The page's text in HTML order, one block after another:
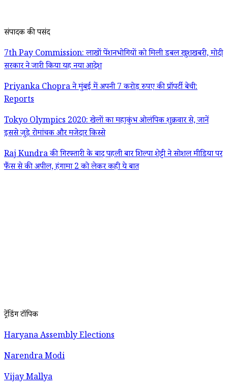
संपादक की पसंद
7th Pay Commission: लाखों पेंशनभोगियों को मिली डबल खुशखबरी, मोदी
सरकार ने जारी किया यह नया आदेश
Priyanka Chopra ने मुंबई में अपनी 7 करोड़ रुपए की प्रॉपर्टी बेची:
Reports
Tokyo Olympics 2020: खेलों का महाकुंभ ओलंपिक शुक्रवार से, जानें
इससे जुड़े रोमांचक और मजेदार किस्से
Raj Kundra की गिरफ्तारी के बाद पहली बार शिल्पा शेट्टी ने सोशल मीडिया पर
फैंस से की अपील, हंगामा 2 को लेकर कही ये बात
ट्रेंडिंग टॉपिक
Haryana Assembly Elections
Narendra Modi
Vijay Mallya